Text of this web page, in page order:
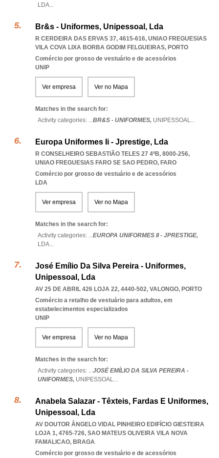
LDA...
Br&s - Uniformes, Unipessoal, Lda
R CERDEIRA DAS ERVAS 37, 4615-616, UNIAO FREGUESIAS
VILA COVA LIXA BORBA GODIM FELGUEIRAS, PORTO
Comércio por grosso de vestuário e de acessórios
UNIP
Ver empresa Ver no Mapa
Matches in the search for:
Activity categories: ...BR&S - UNIFORMES, UNIPESSOAL...
Europa Uniformes Ii - Jprestige, Lda
R CONSELHEIRO SEBASTIÃO TELES 27 4ºB, 8000-256,
UNIAO FREGUESIAS FARO SE SAO PEDRO, FARO
Comércio por grosso de vestuário e de acessórios
LDA
Ver empresa Ver no Mapa
Matches in the search for:
Activity categories: ...EUROPA UNIFORMES II - JPRESTIGE,
LDA...
José Emílio Da Silva Pereira - Uniformes,
Unipessoal, Lda
AV 25 DE ABRIL 426 LOJA 22, 4440-502, VALONGO, PORTO
Comércio a retalho de vestuário para adultos, em
estabelecimentos especializados
UNIP
Ver empresa Ver no Mapa
Matches in the search for:
Activity categories: ...JOSÉ EMÍLIO DA SILVA PEREIRA -
UNIFORMES, UNIPESSOAL...
Anabela Salazar - Têxteis, Fardas E Uniformes,
Unipessoal, Lda
AV DOUTOR ÂNGELO VIDAL PINHEIRO EDIFÍCIO GIESTEIRA
LOJA 1, 4765-726, SAO MATEUS OLIVEIRA VILA NOVA
FAMALICAO, BRAGA
Comércio por grosso de vestuário e de acessórios